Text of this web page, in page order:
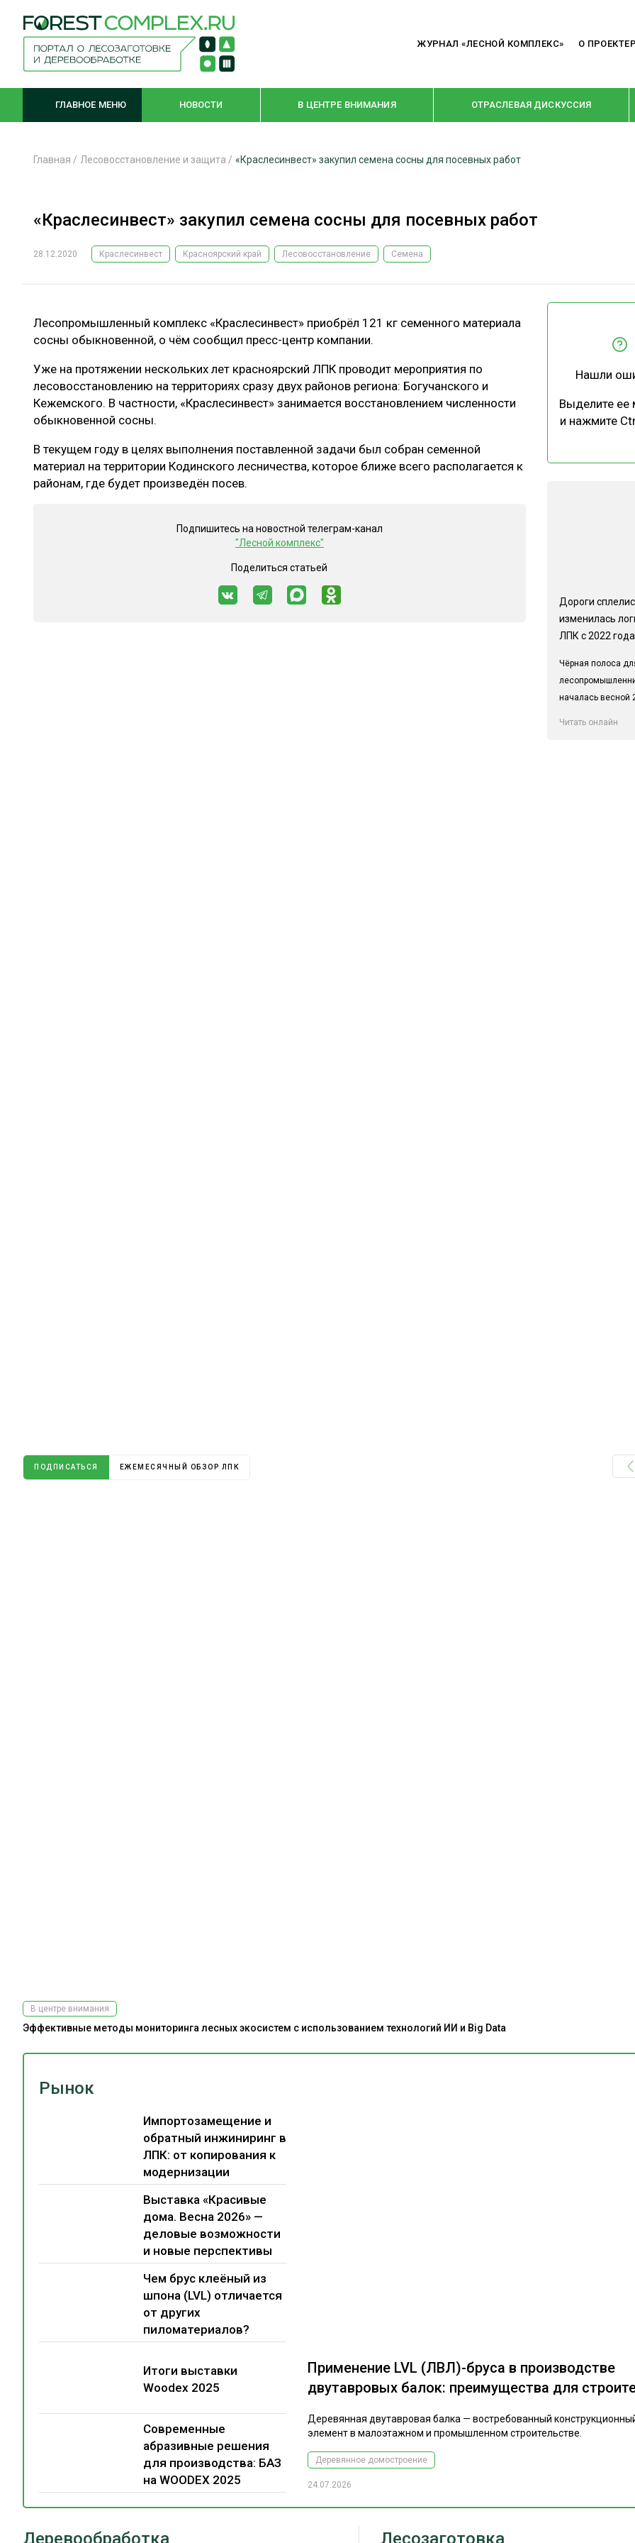
ЖУРНАЛ «ЛЕСНОЙ КОМПЛЕКС» О ПРОЕКТЕ
ГЛАВНОЕ МЕНЮ НОВОСТИ В ЦЕНТРЕ ВНИМАНИЯ ОТРАСЛЕВАЯ ДИСКУССИЯ
ЛЕСОЗАГОТОВКА
ОБРАБОТКА ДРЕВЕСИНЫ
ЛЕСОВОССТАНОВЛЕНИЕ И ЗАЩИТА
ПРОИЗВОДСТВО ДРЕВЕСНЫХ ПЛИТ
ЦБП
ЛЕСОПИЛЕНИЕ
ДЕРЕВЯННОЕ ДОМОСТРОЕНИЕ
СУШКА ДРЕВЕСИНЫ
РУБРИКИ
КРУПНЫМ ПЛАНОМ
ПРЕДПРИЯТИЯ ЛПК
РЫНОК
ОТРАСЛЕВАЯ ДИСКУССИЯ
Главная / Лесовосстановление и защита / «Краслесинвест» закупил семена сосны для посевных работ
«Краслесинвест» закупил семена сосны для посевных работ
28.12.2020 Краслесинвест Красноярский край Лесовосстановление Семена
Лесопромышленный комплекс «Краслесинвест» приобрёл 121 кг семенного материала
сосны обыкновенной, о чём сообщил пресс-центр компании.
Уже на протяжении нескольких лет красноярский ЛПК проводит мероприятия по
лесовосстановлению на территориях сразу двух районов региона: Богучанского и
Кежемского. В частности, «Краслесинвест» занимается восстановлением численности
обыкновенной сосны.
В текущем году в целях выполнения поставленной задачи был собран семенной
материал на территории Кодинского лесничества, которое ближе всего располагается к
районам, где будет произведён посев.
Подпишитесь на новостной телеграм-канал
"Лесной комплекс"
Поделиться статьей
Нашли
Выделите
и нажмите
Дороги
изменилась
ЛПК с 2022 года
Чёрная полоса
началась весной
Читать онлайн
Рынок
Импортозамещение и
обратный инжиниринг в
ЛПК: от копирования к
модернизации
Выставка «Красивые
дома. Весна 2026» —
деловые возможности
и новые перспективы
Чем брус клеёный из
шпона (LVL) отличается
от других
пиломатериалов?
Итоги выставки
Woodex 2025
Современные
абразивные решения
для производства: БАЗ
на WOODEX 2025
Применение LVL (ЛВЛ)-бруса в производстве
двутавровых балок: преимущества для
Деревянная двутавровая балка — востребованный
элемент в малоэтажном и промышленном строительстве.
Деревянное домостроение
24.07.2026
ПОДПИСАТЬСЯ ЕЖЕМЕСЯЧНЫЙ ОБЗОР ЛПК
В центре внимания
Эффективные методы мониторинга лесных экосистем с использованием технологий ИИ и Big Data
Деревообработка Лесозаготовка